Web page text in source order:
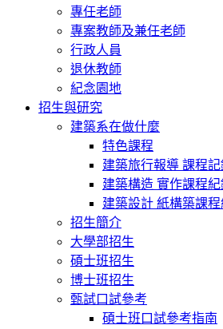
專任老師
專案教師及兼任老師
行政人員
退休教師
紀念園地
招生與研究
建築系在做什麼
特色課程
建築旅行報導 課程記
建築構造 實作課程紀
建築設計 紙構築課程
招生簡介
大學部招生
碩士班招生
博士班招生
甄試口試參考
碩士班口試參考指南